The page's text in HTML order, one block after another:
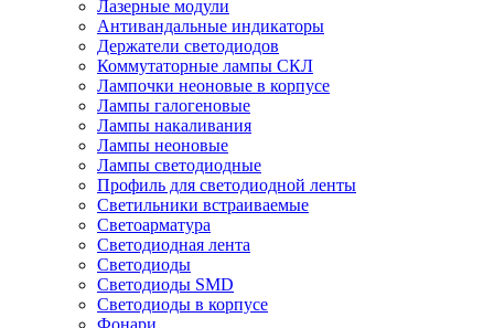
Лазерные модули
Антивандальные индикаторы
Держатели светодиодов
Коммутаторные лампы СКЛ
Лампочки неоновые в корпусе
Лампы галогеновые
Лампы накаливания
Лампы неоновые
Лампы светодиодные
Профиль для светодиодной ленты
Светильники встраиваемые
Светоарматура
Светодиодная лента
Светодиоды
Светодиоды SMD
Светодиоды в корпусе
Фонари